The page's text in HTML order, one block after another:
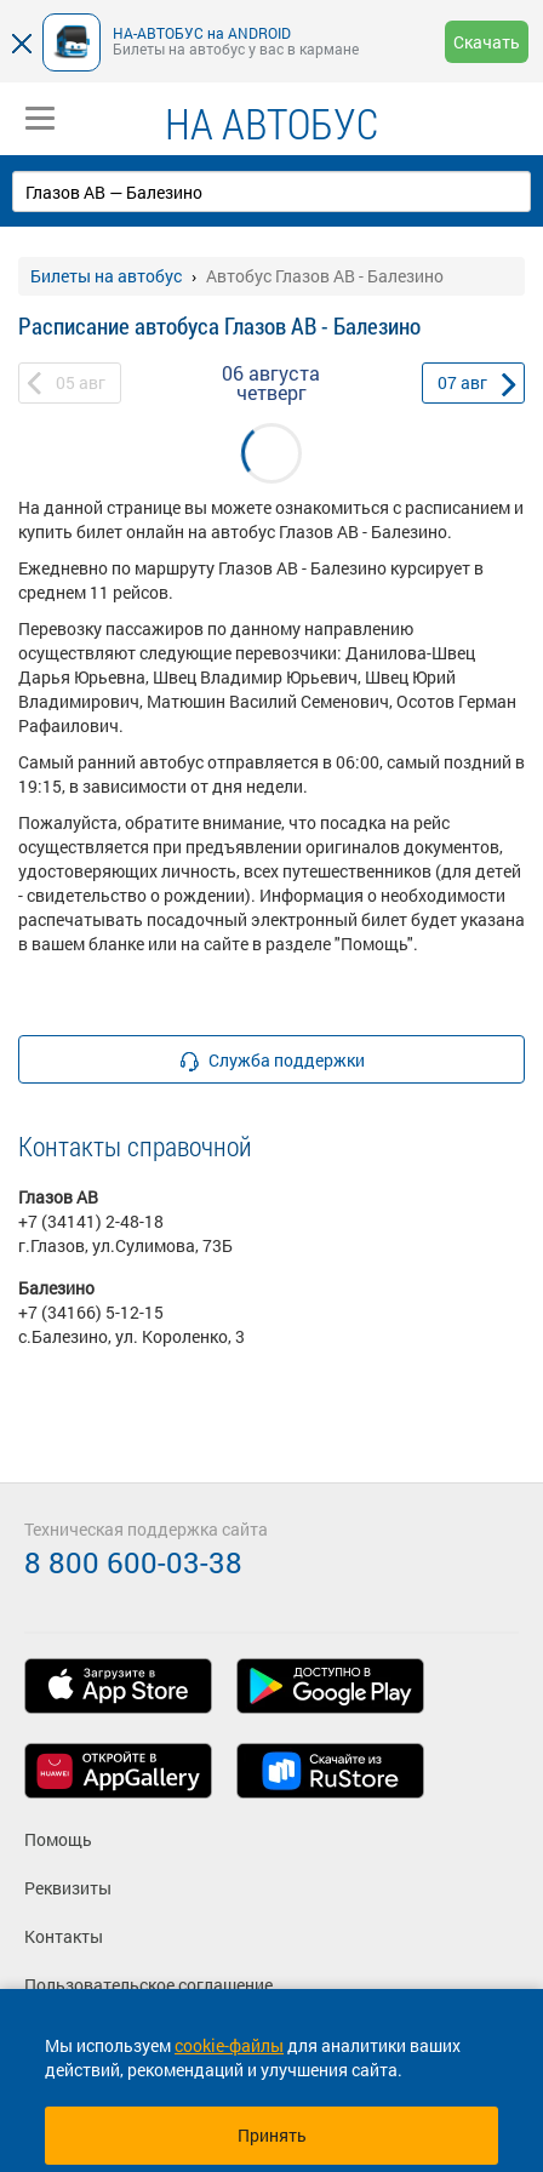
НА-АВТОБУС на ANDROID
Билеты на автобус у вас в кармане
Скачать
НА АВТОБУС
Билеты на автобус Автобус Глазов АВ - Балезино
Расписание автобуса Глазов АВ - Балезино
05 авг 06 августа
четверг 07авг
На данной странице вы можете ознакомиться с расписанием и
купить билет онлайн на автобус Глазов АВ - Балезино.
Ежедневно по маршруту Глазов АВ - Балезино курсирует в
среднем 11 рейсов.
Перевозку пассажиров по данному направлению
осуществляют следующие перевозчики: Данилова-Швец
Дарья Юрьевна, Швец Владимир Юрьевич, Швец Юрий
Владимирович, Матюшин Василий Семенович, Осотов Герман
Рафаилович.
Самый ранний автобус отправляется в 06:00, самый поздний в
19:15, в зависимости от дня недели.
Пожалуйста, обратите внимание, что посадка на рейс
осуществляется при предъявлении оригиналов документов,
удостоверяющих личность, всех путешественников (для детей
- свидетельство о рождении). Информация о необходимости
распечатывать посадочный электронный билет будет указана
в вашем бланке или на сайте в разделе "Помощь".
Служба поддержки
Контакты справочной
Глазов АВ
+7 (34141) 2-48-18
г.Глазов, ул.Сулимова, 73Б
Балезино
+7 (34166) 5-12-15
с.Балезино, ул. Короленко, 3
Мы используемcookie-файлы для аналитики ваших
действий, рекомендаций и улучшения сайта.
Принять
Помощь
Реквизиты
Контакты
Пользовательское соглашение
Политика конфиденциальности
Согласие на маркетинговые сообщения
Техническая поддержка сайта
8 800 600-03-38
© 2013-2026, ООО "Капитал"- Онлайн сервис продажи